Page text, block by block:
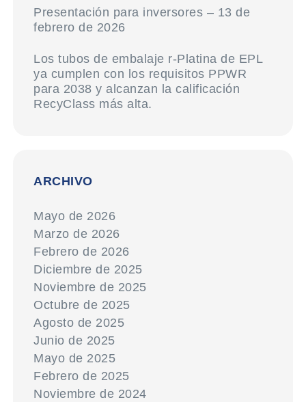
Presentación para inversores – 13 de
febrero de 2026
Los tubos de embalaje r-Platina de EPL
ya cumplen con los requisitos PPWR
para 2038 y alcanzan la calificación
RecyClass más alta.
ARCHIVO
Mayo de 2026
Marzo de 2026
Febrero de 2026
Diciembre de 2025
Noviembre de 2025
Octubre de 2025
Agosto de 2025
Junio de 2025
Mayo de 2025
Febrero de 2025
Noviembre de 2024